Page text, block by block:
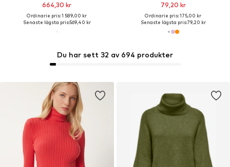
664,30 kr
Ordinarie pris: 1 589,00 kr
Senaste lägsta pris:569,40 kr
79,20 kr
Ordinarie pris: 175,00 kr
Senaste lägsta pris:79,20 kr
Du har sett 32 av 694 produkter